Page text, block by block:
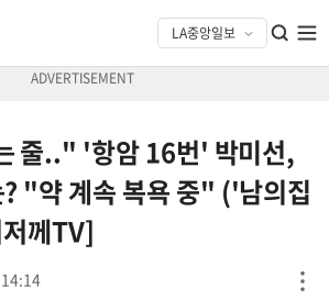
줄.." '항암 16번' 박미선,
? "약 계속 복욕 중" ('남의집
께TV]